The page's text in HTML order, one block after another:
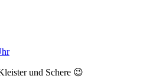
und Schere 😉